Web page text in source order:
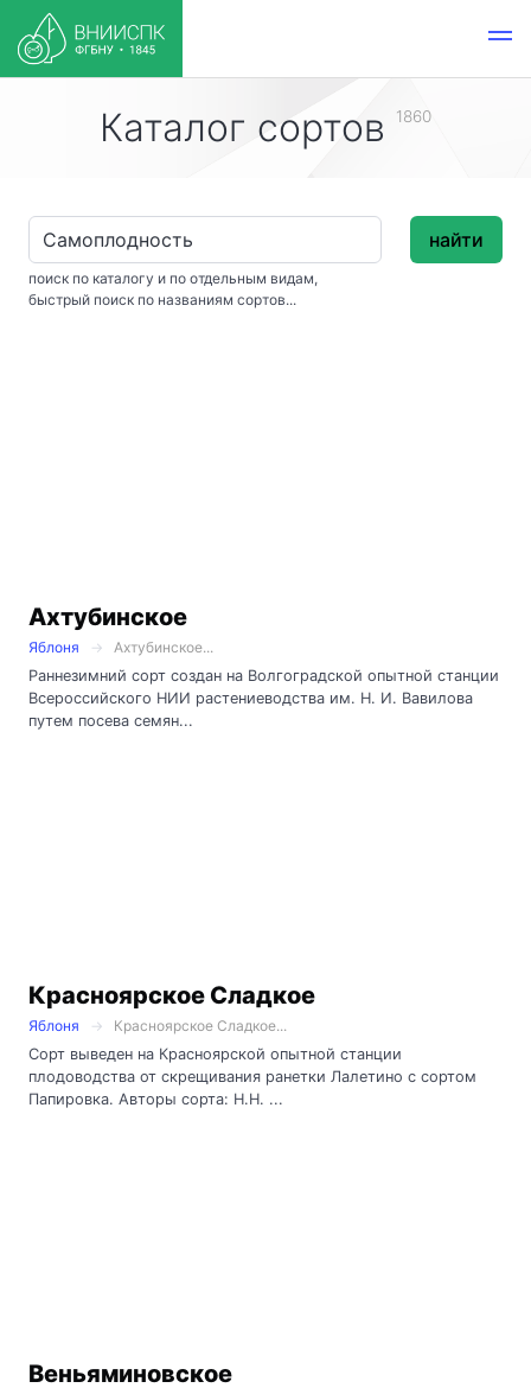
Каталог сортов 1860
поиск по каталогу и по отдельным видам,
быстрый поиск по названиям сортов...
найти
Ахтубинское
Яблоня
Ахтубинское...
Раннезимний сорт создан на Волгоградской опытной станции
Всероссийского НИИ растениеводства им. Н. И. Вавилова
путем посева семян...
Красноярское Сладкое
Яблоня
Красноярское Сладкое...
Сорт выведен на Красноярской опытной станции
плодоводства от скрещивания ранетки Лалетино с сортом
Папировка. Авторы сорта: Н.Н. ...
Веньяминовское